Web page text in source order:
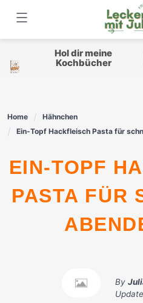
content
Hol dir meine
Kochbücher
Home
Hähnchen
Ein-Topf Hackfleisch Pasta für
EIN-TOPF HACKFLEISCH
PASTA FÜR
By